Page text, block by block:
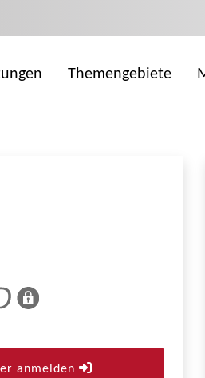
Themengebiete
anmelden